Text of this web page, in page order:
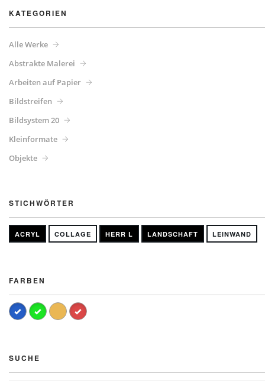
KATEGORIEN
Alle Werke
Abstrakte Malerei
Arbeiten auf Papier
Bildstreifen
Bildsystem 20
Kleinformate
Objekte
STICHWÖRTER
ACRYL COLLAGE HERR L LANDSCHAFT LEINWAND
FARBEN
SUCHE